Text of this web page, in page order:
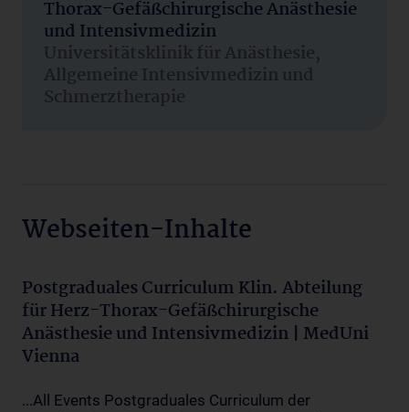
Thorax-Gefäßchirurgische Anästhesie
und Intensivmedizin
Universitätsklinik für Anästhesie,
Allgemeine Intensivmedizin und
Schmerztherapie
Webseiten-Inhalte
Postgraduales Curriculum Klin. Abteilung
für Herz-Thorax-Gefäßchirurgische
Anästhesie und Intensivmedizin | MedUni
Vienna
...All Events Postgraduales Curriculum der